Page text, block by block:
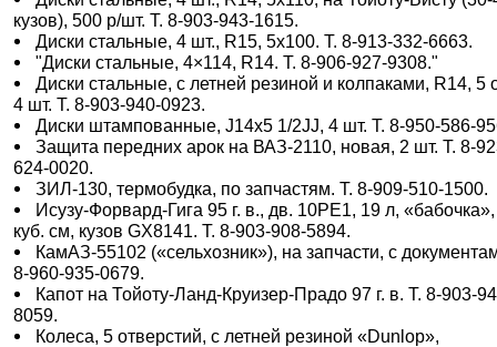
кузов), 500 р/шт. Т. 8-903-943-1615.
Диски стальные, 4 шт., R15, 5х100. Т. 8-913-332-6663.
"Диски стальные, 4×114, R14. Т. 8-906-927-9308."
Диски стальные, с летней резиной и колпаками, R14, 5
4 шт. Т. 8-903-940-0923.
Диски штампованные, J14х5 1/2JJ, 4 шт. Т. 8-950-586-
Защита передних арок на ВАЗ-2110, новая, 2 шт. Т. 8-
624-0020.
ЗИЛ-130, термобудка, по запчастям. Т. 8-909-510-1500.
Исузу-Форвард-Гига 95 г. в., дв. 10РЕ1, 19 л,
куб. см, кузов GX8141. Т. 8-903-908-5894.
КамАЗ-55102 («сельхозник»), на запчасти, с
8-960-935-0679.
Капот на Тойоту-Ланд-Круизер-Прадо 97 г. в. Т. 8-903-
8059.
Колеса, 5 отверстий, с летней резиной «Dunlop»,